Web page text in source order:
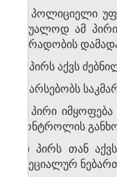
1. პოლიციელი
უშუალოდ ამ
პირადობის
ა) პირს აქვს
ბ) არსებობს
გ) პირი
კონტროლის
დ) პირს თან აქვს
სპეციალურ